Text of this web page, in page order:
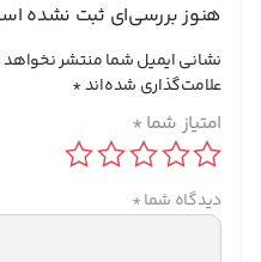
هنوز بررسی‌ای ثبت نشده
نشانی ایمیل شما منتشر
علامت‌گذاری شده‌اند*
امتیاز شما *
دیدگاه شما*